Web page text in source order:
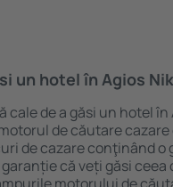
un hotel în Agios
cale de a găsi un hotel în
de căutare cazare
de cazare conţinând o
că veți găsi ceea